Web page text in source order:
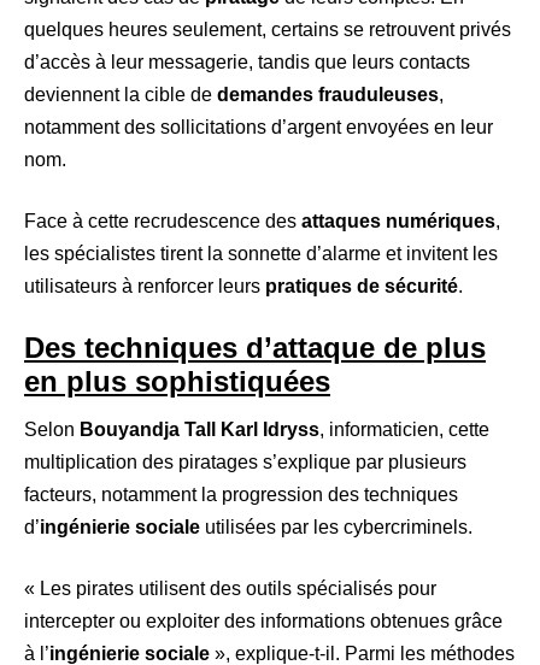
quelques heures seulement, certains se retrouvent privés
d’accès à leur messagerie, tandis que leurs contacts
deviennent la cible de demandes frauduleuses,
notamment des sollicitations d’argent envoyées en leur
nom.
Face à cette recrudescence des attaques numériques,
les spécialistes tirent la sonnette d’alarme et invitent les
utilisateurs à renforcer leurs pratiques de sécurité.
Des techniques d’attaque de plus
en plus sophistiquées
Selon Bouyandja Tall Karl Idryss, informaticien, cette
multiplication des piratages s’explique par plusieurs
facteurs, notamment la progression des techniques
d’ingénierie sociale utilisées par les cybercriminels.
« Les pirates utilisent des outils spécialisés pour
intercepter ou exploiter des informations obtenues grâce
à l’ingénierie sociale », explique-t-il. Parmi les méthodes